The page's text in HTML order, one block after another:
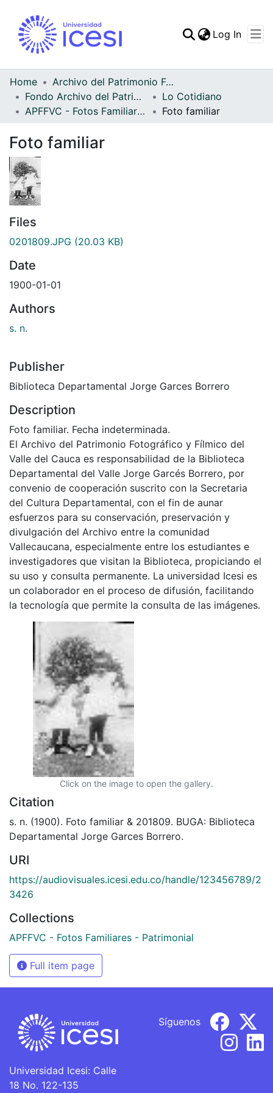
Statistics
Log In
Home
Archivo del Patrimonio Fotográfico y Fílmico del Valle del Cauca
Fondo Archivo del Patrimonio Fotográfico y Fílmico del Valle del Cauca
Lo Cotidiano
APFFVC - Fotos Familiares - Patrimonial
Foto familiar
Foto familiar
Files
0201809.JPG (20.03 KB)
Date
1900-01-01
Authors
s. n.
Publisher
Biblioteca Departamental Jorge Garces Borrero
Description
Foto familiar. Fecha indeterminada.
El Archivo del Patrimonio Fotográfico y Fílmico del
Valle del Cauca es responsabilidad de la Biblioteca
Departamental del Valle Jorge Garcés Borrero, por
convenio de cooperación suscrito con la Secretaria
del Cultura Departamental, con el fin de aunar
esfuerzos para su conservación, preservación y
divulgación del Archivo entre la comunidad
Vallecaucana, especialmente entre los estudiantes e
investigadores que visitan la Biblioteca, propiciando el
su uso y consulta permanente. La universidad Icesi es
un colaborador en el proceso de difusión, facilitando
la tecnología que permite la consulta de las imágenes.
Click on the image to open the gallery.
Citation
s. n. (1900). Foto familiar & 201809. BUGA: Biblioteca
Departamental Jorge Garces Borrero.
URI
https://audiovisuales.icesi.edu.co/handle/123456789/2
3426
Collections
APFFVC - Fotos Familiares - Patrimonial
Full item page
Universidad Icesi: Calle
18 No. 122-135
Síguenos